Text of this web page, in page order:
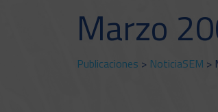
Marzo
Publicaciones > NoticiaSEM >